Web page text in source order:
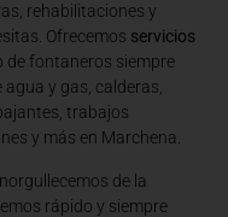
rehabilitaciones y
Ofrecemos servicios
de fontaneros siempre
y gas, calderas,
trabajos
y más en Marchena.
de la
rápido y siempre